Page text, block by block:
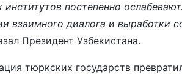
институтов постепенно
взаимного диалога и выработки
Президент Узбекистана.
тюркских государств